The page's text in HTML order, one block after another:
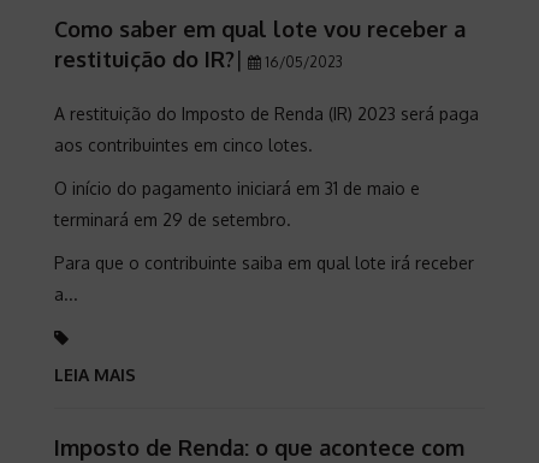
Como saber em qual lote vou receber a
restituição do IR?| 16/05/2023
A restituição do Imposto de Renda (IR) 2023 será paga
aos contribuintes em cinco lotes.
O início do pagamento iniciará em 31 de maio e
terminará em 29 de setembro.
Para que o contribuinte saiba em qual lote irá receber
a...
LEIA MAIS
Imposto de Renda: o que acontece com